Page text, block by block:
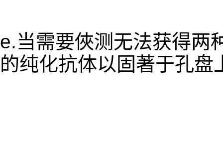
e.当需要俠测无法获得两
的纯化抗体以固著于孔